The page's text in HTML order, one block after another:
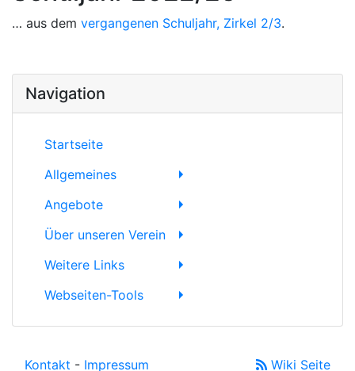
… aus dem vergangenen Schuljahr, Zirkel 2/3.
Navigation
Startseite
Allgemeines
Angebote
Über unseren Verein
Weitere Links
Webseiten-Tools
Kontakt - Impressum Wiki Seite